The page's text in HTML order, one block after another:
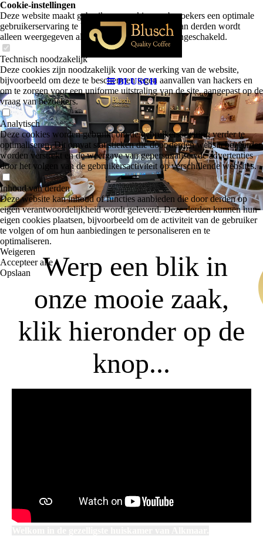
BLUSCH
Werp een blik in
onze mooie zaak,
klik hieronder op de
knop...
Cookie-instellingen
Deze website maakt gebruik van cookies om bezoekers een optimale
gebruikerservaring te bieden. Bepaalde inhoud van derden wordt
alleen weergegeven als "Inhoud van derden" is ingeschakeld.
Technisch noodzakelijk
Deze cookies zijn noodzakelijk voor de werking van de website,
bijvoorbeeld om deze te beschermen tegen aanvallen van hackers en
om te zorgen voor een uniforme uitstraling van de site, aangepast op de
vraag van bezoekers.
Analytisch
Deze cookies worden gebruikt om de gebruikerservaring verder te
optimaliseren. Dit omvat statistieken die door derden websitebeheerder
worden verstrekt en de weergave van gepersonaliseerde advertenties
door het volgen van de gebruikersactiviteit op verschillende websites.
Inhoud van derden
Deze website kan inhoud of functies aanbieden die door derden op
eigen verantwoordelijkheid wordt geleverd. Deze derden kunnen hun
eigen cookies plaatsen, bijvoorbeeld om de activiteit van de gebruiker
te volgen of om hun aanbiedingen te personaliseren en te
optimaliseren.
Weigeren
Accepteer alle
Opslaan